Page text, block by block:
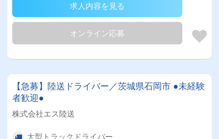
求人内容を見る
オンライン応募
【急募】陸送ドライバー／茨城県石岡市 ●未経験
者歓迎●
株式会社エス陸送
大型トラックドライバー